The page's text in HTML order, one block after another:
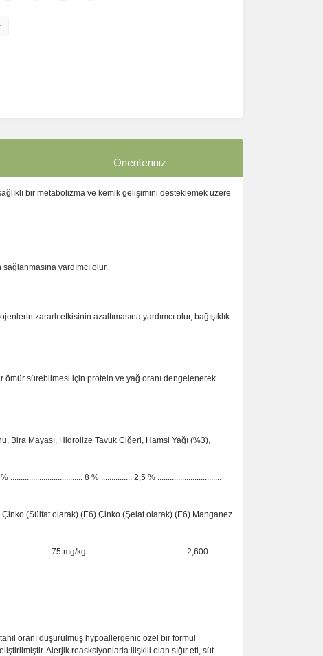
Önerileriniz
bir metabolizma ve kemik gelişimini desteklemek üzere
yardımcı olur.
zararlı etkisinin azaltımasına yardımcı olur, bağışıklık
ömür sürebilmesi için protein ve yağ oranı dengelenerek
Bira Mayası, Hidrolize Tavuk Ciğeri, Hamsi Yağı (%3),
8 % ............... 2,5 % ...............................
(Sülfat olarak) (E6) Çinko (Şelat olarak) (E6) Manganez
75 mg/kg ............................................... 2,600
oranı düşürülmüş hypoallergenic özel bir formül
Alerjik reasksiyonlarla ilişkili olan sığır eti, süt